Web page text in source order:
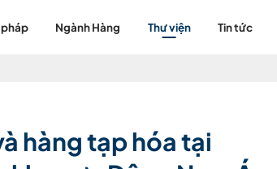
Ngành Hàng Thư viện Tin tức
hàng tạp hóa tại